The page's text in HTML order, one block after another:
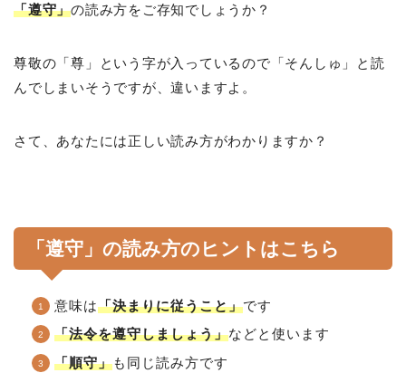
「遵守」の読み方をご存知でしょうか？
尊敬の「尊」という字が入っているので「そんしゅ」と読
んでしまいそうですが、違いますよ。
さて、あなたには正しい読み方がわかりますか？
「遵守」の読み方のヒントはこちら
意味は「決まりに従うこと」です
「法令を遵守しましょう」などと使います
「順守」も同じ読み方です